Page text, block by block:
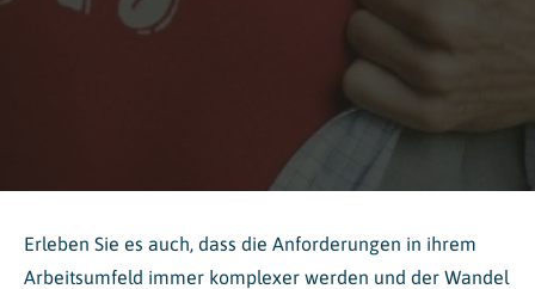
Erleben Sie es auch, dass die Anforderungen in ihrem
Arbeitsumfeld immer komplexer werden und der Wandel